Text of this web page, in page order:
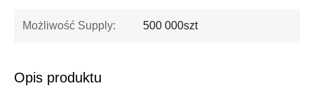
Możliwość Supply: 500 000szt
Opis produktu